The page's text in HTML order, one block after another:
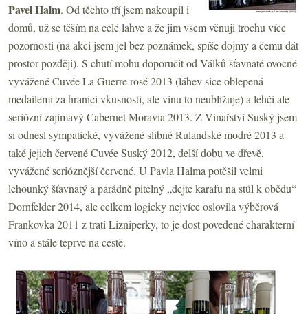
Pavel Halm. Od těchto tří jsem nakoupil i
domů, už se těším na celé lahve a že jim všem věnuji trochu více
pozornosti (na akci jsem jel bez poznámek, spíše dojmy a čemu dát
prostor později). S chutí mohu doporučit od Válků šťavnaté ovocné
vyvážené Cuvée La Guerre rosé 2013 (láhev sice oblepená
medailemi za hranici vkusnosti, ale vínu to neubližuje) a lehčí ale
seriózní zajímavý Cabernet Moravia 2013. Z Vinařství Suský jsem
si odnesl sympatické, vyvážené slibné Rulandské modré 2013 a
také jejich červené Cuvée Suský 2012, delší dobu ve dřevě,
vyvážené serióznější červené. U Pavla Halma potěšil velmi
lehounký šťavnatý a parádně pitelný „dejte karafu na stůl k obědu“
Dornfelder 2014, ale celkem logicky nejvíce oslovila výběrová
Frankovka 2011 z trati Lizniperky, to je dost povedené charakterní
víno a stále teprve na cestě.